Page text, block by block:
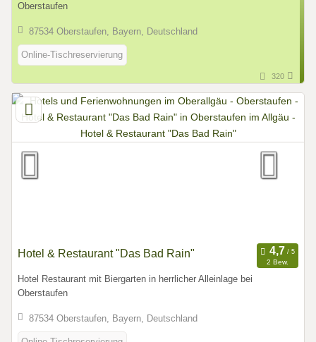
Oberstaufen
87534 Oberstaufen, Bayern, Deutschland
Online-Tischreservierung
320
Hotel & Restaurant "Das Bad Rain"
2 Bew.
Hotel Restaurant mit Biergarten in herrlicher Alleinlage bei
Oberstaufen
87534 Oberstaufen, Bayern, Deutschland